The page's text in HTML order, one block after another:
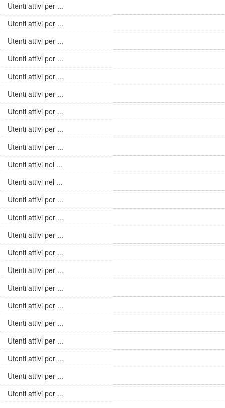
Utenti attivi per ...
Utenti attivi per ...
Utenti attivi per ...
Utenti attivi per ...
Utenti attivi per ...
Utenti attivi per ...
Utenti attivi per ...
Utenti attivi per ...
Utenti attivi per ...
Utenti attivi nel ...
Utenti attivi nel ...
Utenti attivi per ...
Utenti attivi per ...
Utenti attivi per ...
Utenti attivi per ...
Utenti attivi per ...
Utenti attivi per ...
Utenti attivi per ...
Utenti attivi per ...
Utenti attivi per ...
Utenti attivi per ...
Utenti attivi per ...
Utenti attivi per ...